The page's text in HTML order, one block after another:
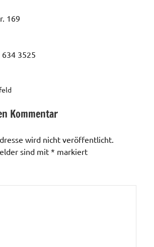
169
3525
Kommentar
wird nicht veröffentlicht.
sind mit * markiert